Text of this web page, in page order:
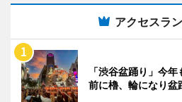
アクセスラ
「渋谷盆踊り」今
前に櫓、輪になり盆